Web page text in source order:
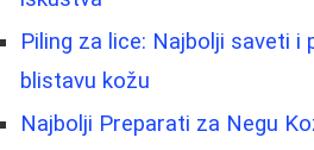
Piling za lice: Najbolji saveti i
blistavu kožu
Najbolji Preparati za Negu